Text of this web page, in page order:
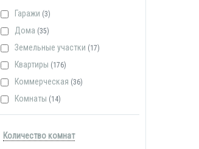
Гаражи (3)
Дома (35)
Земельные участки (17)
Квартиры (176)
Коммерческая (36)
Комнаты (14)
Количество комнат